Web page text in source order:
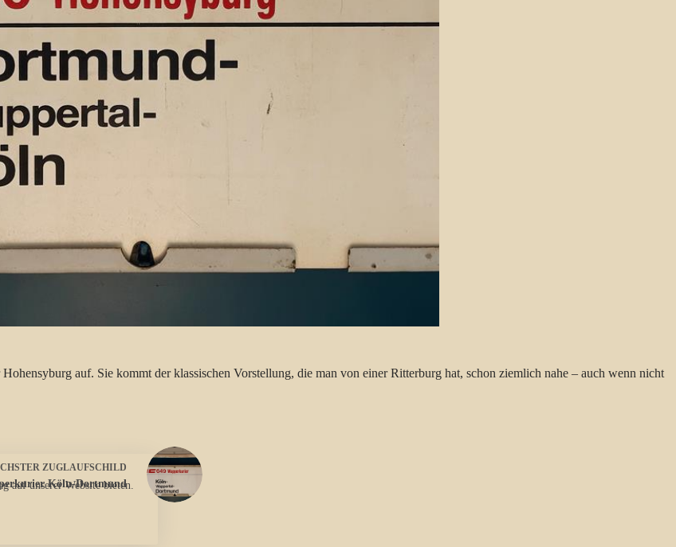
auf unserer Website bieten.
auf. Sie kommt der klassischen Vorstellung, die man von einer Ritterburg hat, schon ziemlich nahe – auch wenn nicht
ZUGLAUFSCHILD
Köln-Dortmund